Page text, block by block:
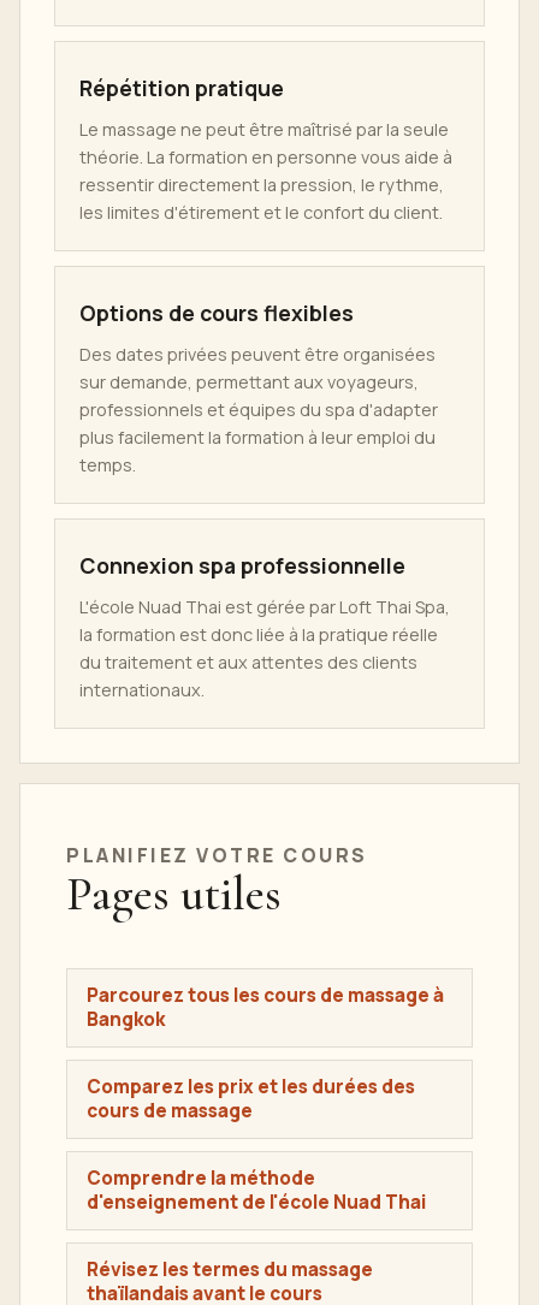
Répétition pratique
Le massage ne peut être maîtrisé par la seule
théorie. La formation en personne vous aide à
ressentir directement la pression, le rythme,
les limites d'étirement et le confort du client.
Options de cours flexibles
Des dates privées peuvent être organisées
sur demande, permettant aux voyageurs,
professionnels et équipes du spa d'adapter
plus facilement la formation à leur emploi du
temps.
Connexion spa professionnelle
L'école Nuad Thai est gérée par Loft Thai Spa,
la formation est donc liée à la pratique réelle
du traitement et aux attentes des clients
internationaux.
PLANIFIEZ VOTRE COURS
Pages utiles
Parcourez tous les cours de massage à
Bangkok
Comparez les prix et les durées des
cours de massage
Comprendre la méthode
d'enseignement de l'école Nuad Thai
Révisez les termes du massage
thaïlandais avant le cours